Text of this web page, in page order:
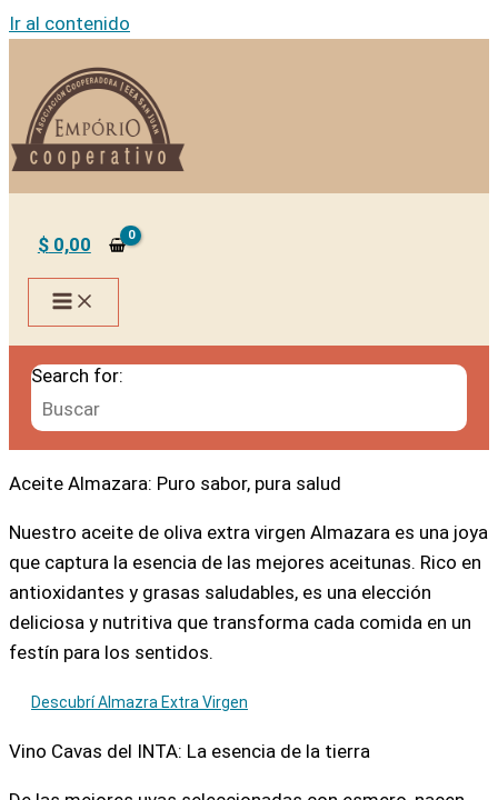
Ir al contenido
$0,00
Search for:
Aceite Almazara: Puro sabor, pura salud
Nuestro aceite de oliva extra virgen Almazara es una joya
que captura la esencia de las mejores aceitunas. Rico en
antioxidantes y grasas saludables, es una elección
deliciosa y nutritiva que transforma cada comida en un
festín para los sentidos.
Descubrí Almazra Extra Virgen
Vino Cavas del INTA: La esencia de la tierra